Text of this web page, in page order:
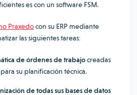
es con un software FSM.
Praxedocon su ERP mediante
las siguientes tareas:
de órdenes de trabajocreadas
su planificación técnica.
de todas sus bases de datos